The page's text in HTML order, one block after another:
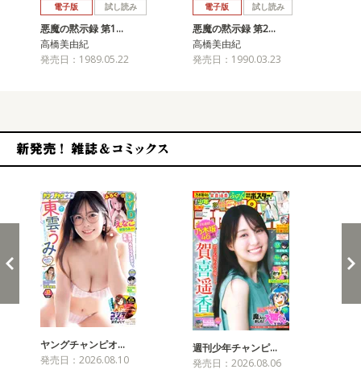
電子版 試し読み
悪魔の黙示録 第1…
高橋美由紀
発売日：1989.05.22
電子版 試し読み
悪魔の黙示録 第2…
高橋美由紀
発売日：1990.03.23
ヤングチャンピオ…
発売日：2026.08.10
週刊少年チャンピ…
発売日：2026.08.06